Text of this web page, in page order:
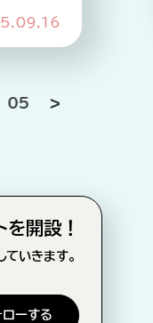
05
を開設！
ていきます。
ーする